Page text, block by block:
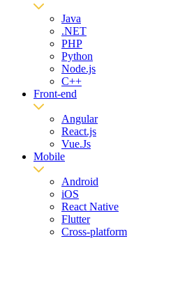
Java
.NET
PHP
Python
Node.js
C++
Front-end
Angular
React.js
Vue.Js
Mobile
Android
iOS
React Native
Flutter
Cross-platform